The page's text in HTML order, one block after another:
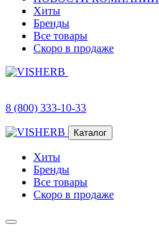
Хиты
Бренды
Все товары
Скоро в продаже
8 (800) 333-10-33
Каталог
Хиты
Бренды
Все товары
Скоро в продаже